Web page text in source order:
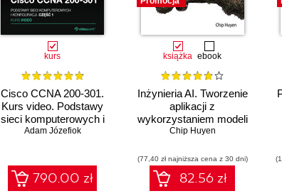
kurs
Cisco CCNA 200-301.
Kurs video. Podstawy
sieci komputerowych i
konfiguracji
Adam Józefiok
790.00 zł
książka ebook
Inżynieria AI. Tworzenie
aplikacji z
wykorzystaniem modeli
bazowych
Chip Huyen
(77,40 zł najniższa cena z 30 dni)
82.56 zł